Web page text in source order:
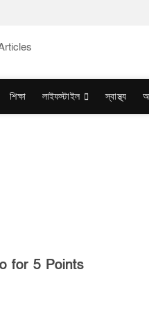
শিক্ষা লাইফস্টাইল স্বাস্থ্য
for 5 Points